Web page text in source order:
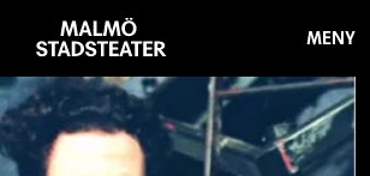
Stadsteater
MENY